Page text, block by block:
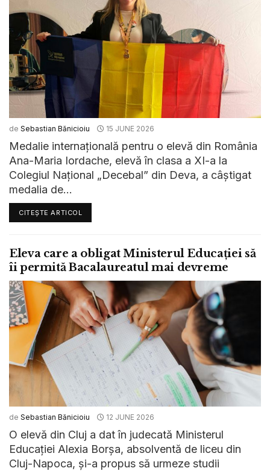
de Sebastian Bănicioiu 15 JUNE 2026
Medalie internațională pentru o elevă din România
Ana-Maria Iordache, elevă în clasa a XI-a la
Colegiul Național „Decebal” din Deva, a câștigat
medalia de...
CITEȘTE ARTICOL
Eleva care a obligat Ministerul Educației să
îi permită Bacalaureatul mai devreme
de Sebastian Bănicioiu 12 JUNE 2026
O elevă din Cluj a dat în judecată Ministerul
Educației Alexia Borșa, absolventă de liceu din
Cluj-Napoca, și-a propus să urmeze studii